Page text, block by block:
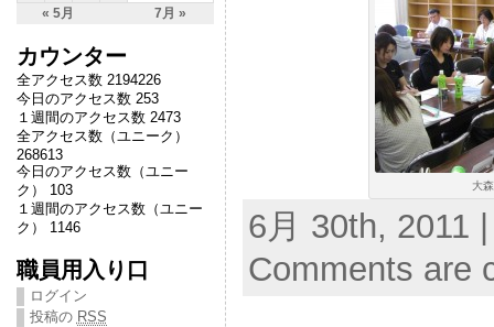
« 5月 7月 »
カウンター
全アクセス数 2194226
今日のアクセス数 253
１週間のアクセス数 2473
全アクセス数（ユニーク）
268613
今日のアクセス数（ユニー
ク） 103
１週間のアクセス数（ユニー
ク） 1146
職員用入り口
ログイン
投稿の RSS
大
6月 30th, 2011
Comments are